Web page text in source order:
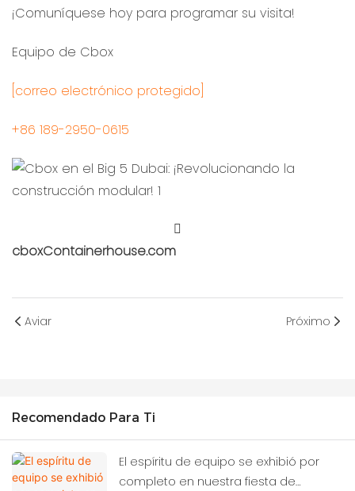
¡Comuníquese hoy para programar su visita!
Equipo de Cbox
[correo electrónico protegido]
+86 189-2950-0615
cboxContainerhouse.com
Aviar Próximo
Recomendado Para Ti
El espíritu de equipo se exhibió por
completo en nuestra fiesta de